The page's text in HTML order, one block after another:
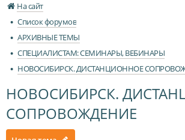
На сайт
Список форумов
АРХИВНЫЕ ТЕМЫ
СПЕЦИАЛИСТАМ: СЕМИНАРЫ, ВЕБИНАРЫ
НОВОСИБИРСК. ДИСТАНЦИОННОЕ
НОВОСИБИРСК.
СОПРОВОЖДЕНИЕ